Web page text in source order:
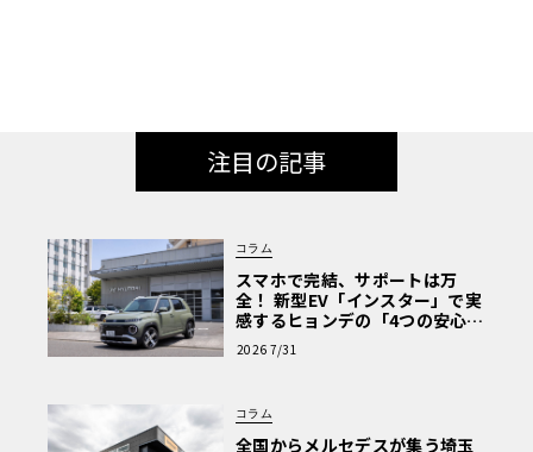
注目の記事
コラム
スマホで完結、サポートは万
全！ 新型EV「インスター」で実
感するヒョンデの「4つの安心」
【第1回・ヒョンデ6つの疑問：
Why? Hyundai?】〈PR〉
2026 7/31
コラム
全国からメルセデスが集う埼玉